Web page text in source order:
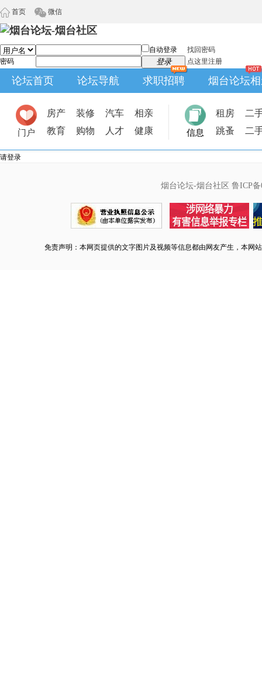
首页 微信
自动登录
找回密码
密码
登录 点这里注册
论坛首页 论坛导航 求职招聘 烟台论坛
门户
房产 装修 汽车
相亲
教育
购物 人才 健康 信息
租房
二
跳蚤
二
请登录
烟台论坛-烟台社区 鲁ICP备
免责声明：本网页提供的文字图片及视频等信息都由网友产生，本网